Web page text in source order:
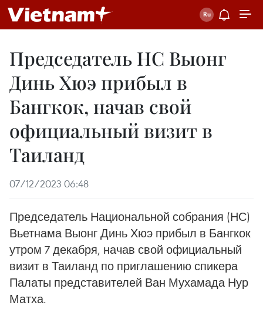
Председатель НС Выонг
Динь Хюэ прибыл в
Бангкок, начав свой
официальный визит в
Таиланд
07/12/2023 06:48
Председатель Национальной собрания (НС)
Вьетнама Выонг Динь Хюэ прибыл в Бангкок
утром 7 декабря, начав свой официальный
визит в Таиланд по приглашению спикера
Палаты представителей Ван Мухамада Нур
Матха.